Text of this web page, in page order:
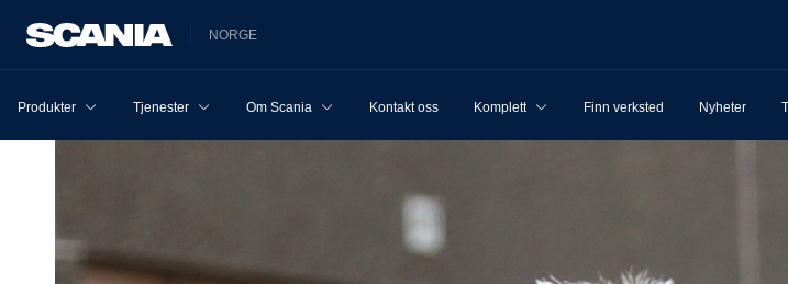
NORGE
Produkter Tjenester Om Scania Kontakt oss Komplett Finn verksted Nyheter